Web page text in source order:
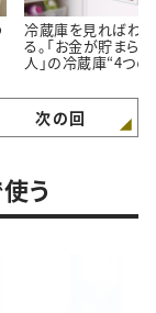
冷蔵庫を見ればわか
る。「お金が貯まら
人」の冷蔵庫“4つの
次の回
う